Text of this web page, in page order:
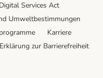
Digital Services Act
Umweltbestimmungen
Karriere
Erklärung zur Barrierefreiheit